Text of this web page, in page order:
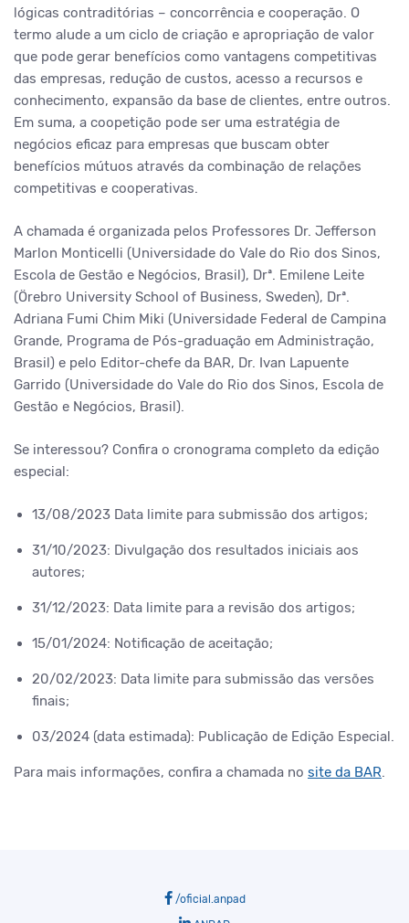
lógicas contraditórias – concorrência e cooperação. O
termo alude a um ciclo de criação e apropriação de valor
que pode gerar benefícios como vantagens competitivas
das empresas, redução de custos, acesso a recursos e
conhecimento, expansão da base de clientes, entre outros.
Em suma, a coopetição pode ser uma estratégia de
negócios eficaz para empresas que buscam obter
benefícios mútuos através da combinação de relações
competitivas e cooperativas.
A chamada é organizada pelos Professores Dr. Jefferson
Marlon Monticelli (Universidade do Vale do Rio dos Sinos,
Escola de Gestão e Negócios, Brasil), Drª. Emilene Leite
(Örebro University School of Business, Sweden), Drª.
Adriana Fumi Chim Miki (Universidade Federal de Campina
Grande, Programa de Pós-graduação em Administração,
Brasil) e pelo Editor-chefe da BAR, Dr. Ivan Lapuente
Garrido (Universidade do Vale do Rio dos Sinos, Escola de
Gestão e Negócios, Brasil).
Se interessou? Confira o cronograma completo da edição
especial:
13/08/2023 Data limite para submissão dos artigos;
31/10/2023: Divulgação dos resultados iniciais aos
autores;
31/12/2023: Data limite para a revisão dos artigos;
15/01/2024: Notificação de aceitação;
20/02/2023: Data limite para submissão das versões
finais;
03/2024 (data estimada): Publicação de Edição Especial.
Para mais informações, confira a chamada no site da BAR.
/oficial.anpad